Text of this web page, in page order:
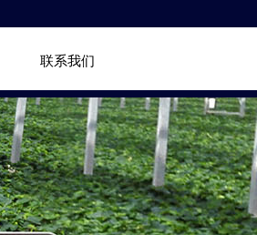
联系我们